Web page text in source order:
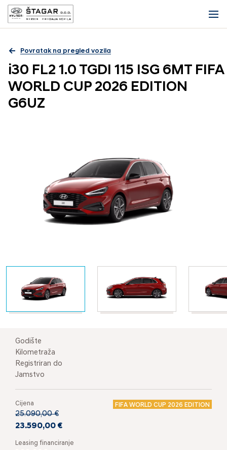
Povratak na pregled vozila
i30 FL2 1.0 TGDI 115 ISG 6MT FIFA
WORLD CUP 2026 EDITION
G6UZ
Godište
Kilometraža
Registriran do
Jamstvo
Cijena FIFA WORLD CUP 2026 EDITION
25.090,00 €
23.590,00 €
Leasing financiranje